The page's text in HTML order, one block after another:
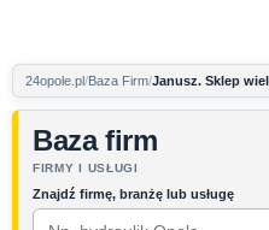
24opole.pl Baza Firm Janusz. Sklep
Baza firm
FIRMY I USŁUGI
Znajdź firmę, branżę lub usługę